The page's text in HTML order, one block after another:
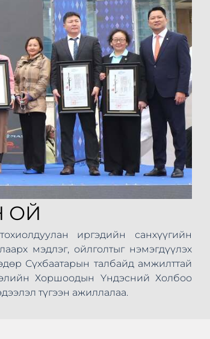
ОЙ
иргэдийн санхүүгийн
мэдлэг, ойлголтыг нэмэгдүүлэх
Сүхбаатарын талбайд амжилттай
Хоршоодын Үндэсний Холбоо
түгээн ажиллалаа.